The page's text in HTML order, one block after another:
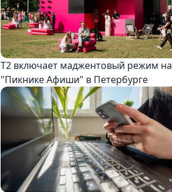
Т2 включает маджентовый режим на
"Пикнике Афиши" в Петербурге